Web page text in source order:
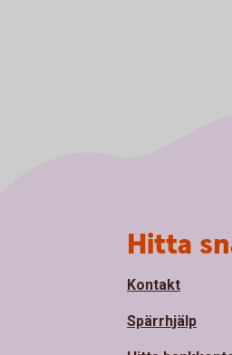
Hitta
Kontakt
Spärrhjälp